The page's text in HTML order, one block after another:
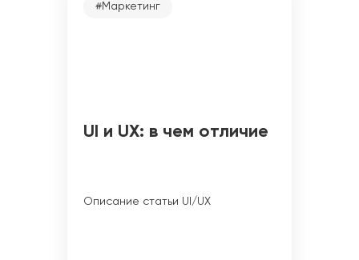
#Маркетинг
UI и UX: в чем отличие
Описание статьи UI/UX